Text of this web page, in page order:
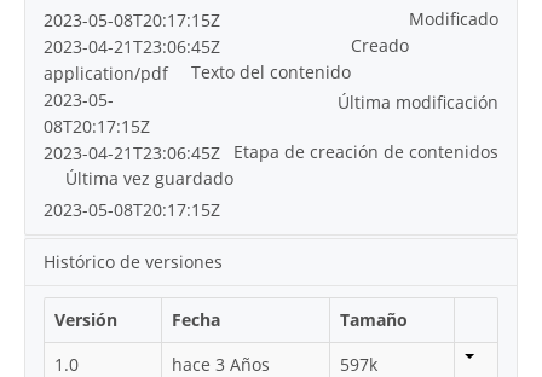
Modificado
2023-05-08T20:17:15Z
Creado
2023-04-21T23:06:45Z
Texto del contenido
application/pdf
Última modificación
2023-05-
08T20:17:15Z
Etapa de creación de contenidos
2023-04-21T23:06:45Z
Última vez guardado
2023-05-08T20:17:15Z
Histórico de versiones
Versión Fecha
Tamaño
1.0
hace 3 Años 597k